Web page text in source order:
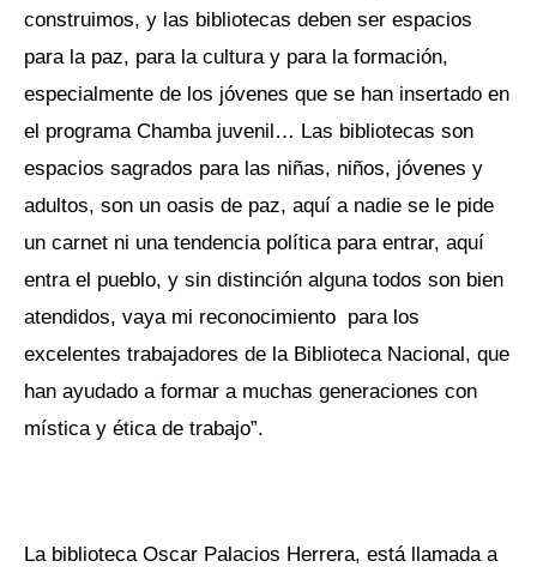
construimos, y las bibliotecas deben ser espacios
para la paz, para la cultura y para la formación,
especialmente de los jóvenes que se han insertado en
el programa Chamba juvenil… Las bibliotecas son
espacios sagrados para las niñas, niños, jóvenes y
adultos, son un oasis de paz, aquí a nadie se le pide
un carnet ni una tendencia política para entrar, aquí
entra el pueblo, y sin distinción alguna todos son bien
atendidos, vaya mi reconocimiento para los
excelentes trabajadores de la Biblioteca Nacional, que
han ayudado a formar a muchas generaciones con
mística y ética de trabajo”.
La biblioteca Oscar Palacios Herrera, está llamada a